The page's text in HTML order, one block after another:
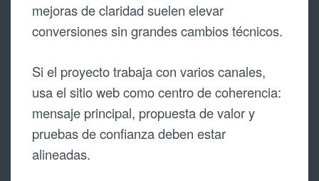
mejoras de claridad suelen elevar
conversiones sin grandes cambios técnicos.
Si el proyecto trabaja con varios canales,
usa el sitio web como centro de coherencia:
mensaje principal, propuesta de valor y
pruebas de confianza deben estar
alineadas.